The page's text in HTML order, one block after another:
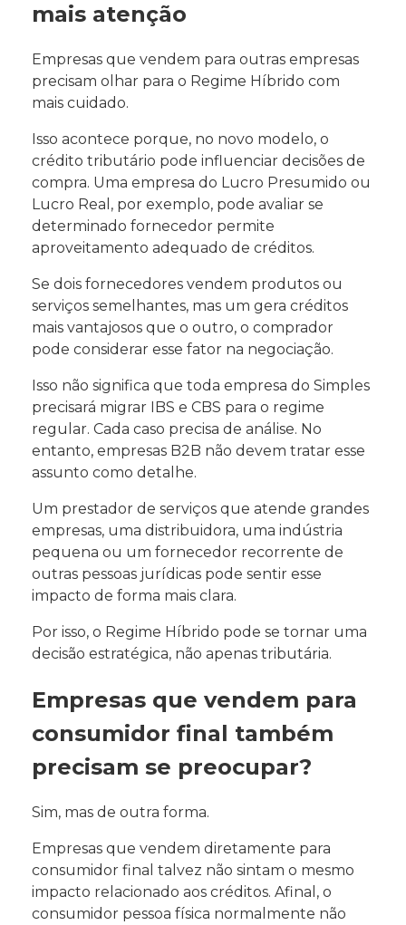
mais atenção
Empresas que vendem para outras empresas
precisam olhar para o Regime Híbrido com
mais cuidado.
Isso acontece porque, no novo modelo, o
crédito tributário pode influenciar decisões de
compra. Uma empresa do Lucro Presumido ou
Lucro Real, por exemplo, pode avaliar se
determinado fornecedor permite
aproveitamento adequado de créditos.
Se dois fornecedores vendem produtos ou
serviços semelhantes, mas um gera créditos
mais vantajosos que o outro, o comprador
pode considerar esse fator na negociação.
Isso não significa que toda empresa do Simples
precisará migrar IBS e CBS para o regime
regular. Cada caso precisa de análise. No
entanto, empresas B2B não devem tratar esse
assunto como detalhe.
Um prestador de serviços que atende grandes
empresas, uma distribuidora, uma indústria
pequena ou um fornecedor recorrente de
outras pessoas jurídicas pode sentir esse
impacto de forma mais clara.
Por isso, o Regime Híbrido pode se tornar uma
decisão estratégica, não apenas tributária.
Empresas que vendem para
consumidor final também
precisam se preocupar?
Sim, mas de outra forma.
Empresas que vendem diretamente para
consumidor final talvez não sintam o mesmo
impacto relacionado aos créditos. Afinal, o
consumidor pessoa física normalmente não